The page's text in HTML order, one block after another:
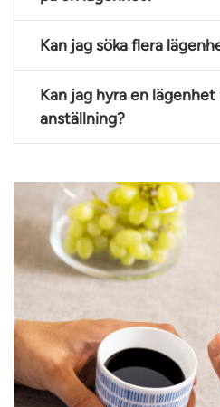
Kan jag söka flera
Kan jag hyra en
anställning?